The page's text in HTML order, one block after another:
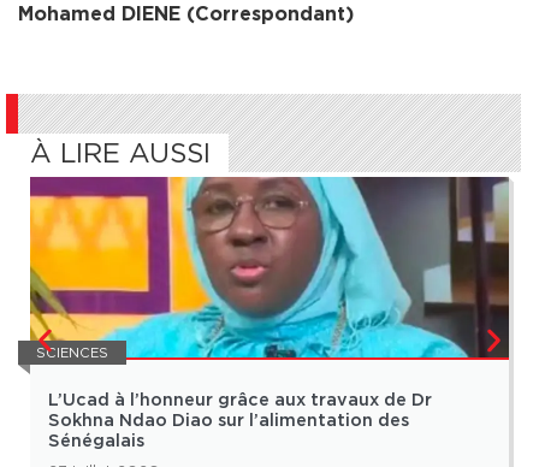
Mohamed DIENE (Correspondant)
À LIRE AUSSI
SCIENCES
L’Ucad à l’honneur grâce aux travaux de Dr
Sokhna Ndao Diao sur l’alimentation des
Sénégalais